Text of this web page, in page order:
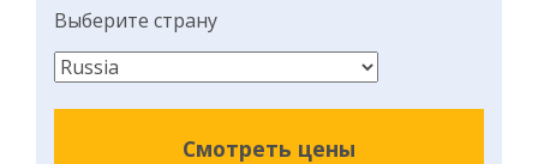
Выберите страну
Смотреть цены